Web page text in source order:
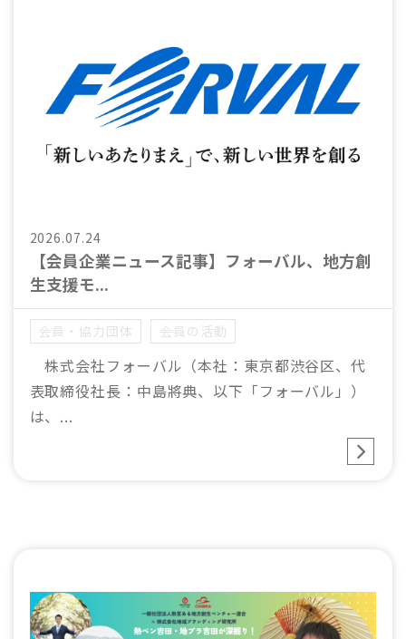
2026.07.24
【会員企業ニュース記事】フォーバル、地方創
生支援モ...
会員・協力団体 会員の活動
株式会社フォーバル（本社：東京都渋谷区、代
表取締役社長：中島將典、以下「フォーバル」）
は、...